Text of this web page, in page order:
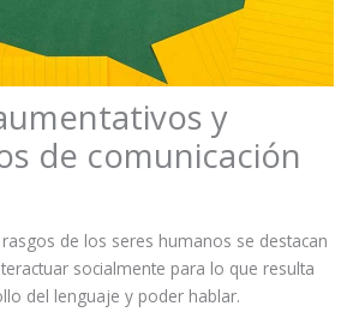
y
de comunicación
de los seres humanos se destacan
socialmente para lo que resulta
del lenguaje y poder hablar.